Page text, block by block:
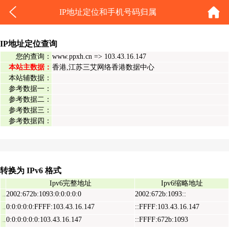
IP地址定位和手机号码归属
IP地址定位查询
您的查询： www.ppxh.cn => 103.43.16.147
本站主数据： 香港,江苏三艾网络香港数据中心
本站辅数据：
参考数据一：
参考数据二：
参考数据三：
参考数据四：
转换为 IPv6 格式
Ipv6完整地址 Ipv6缩略地址
2002:672b:1093:0:0:0:0:0 2002:672b:1093::
0:0:0:0:0:FFFF:103.43.16.147 ::FFFF:103.43.16.147
0:0:0:0:0:0:103.43.16.147 ::FFFF:672b:1093